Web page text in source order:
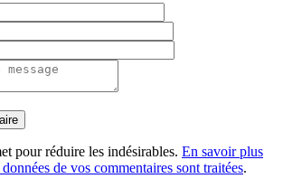
pour réduire les indésirables. En savoir plus
de vos commentaires sont traitées.